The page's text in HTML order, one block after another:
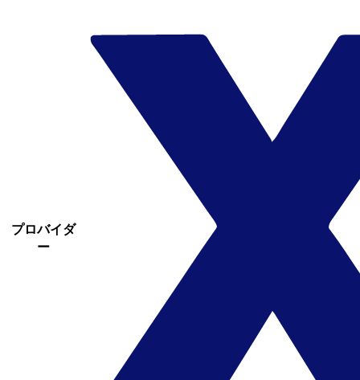
プロバイダ
ー